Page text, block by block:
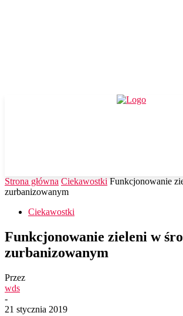
Strona główna Ciekawostki Funkcjonowanie
zurbanizowanym
Ciekawostki
Funkcjonowanie zieleni w
zurbanizowanym
Przez
wds
-
21 stycznia 2019